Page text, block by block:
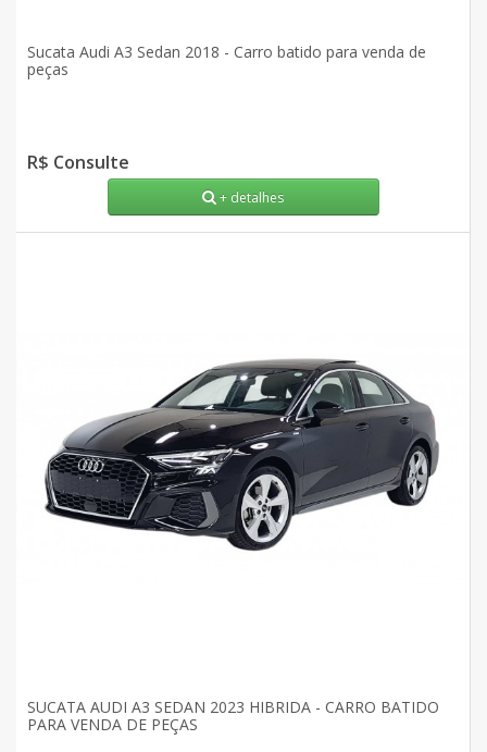
Sucata Audi A3 Sedan 2018 - Carro batido para venda de
peças
R$ Consulte
+ detalhes
SUCATA AUDI A3 SEDAN 2023 HIBRIDA - CARRO BATIDO
PARA VENDA DE PEÇAS